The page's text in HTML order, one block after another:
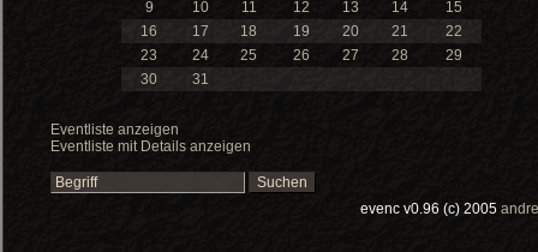
9
10 11 12 13 14
15
16
17 18 19 20 21
22
23
24 25 26 27 28
29
30
31
Eventliste anzeigen
Eventliste mit Details anzeigen
evenc v0.96 (c) 2005